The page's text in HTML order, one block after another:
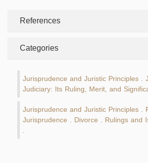
References
Categories
Jurisprudence and Juristic Principles
Judiciary: Its Ruling, Merit, and
Jurisprudence and Juristic Principles
Jurisprudence Divorce Rulings and